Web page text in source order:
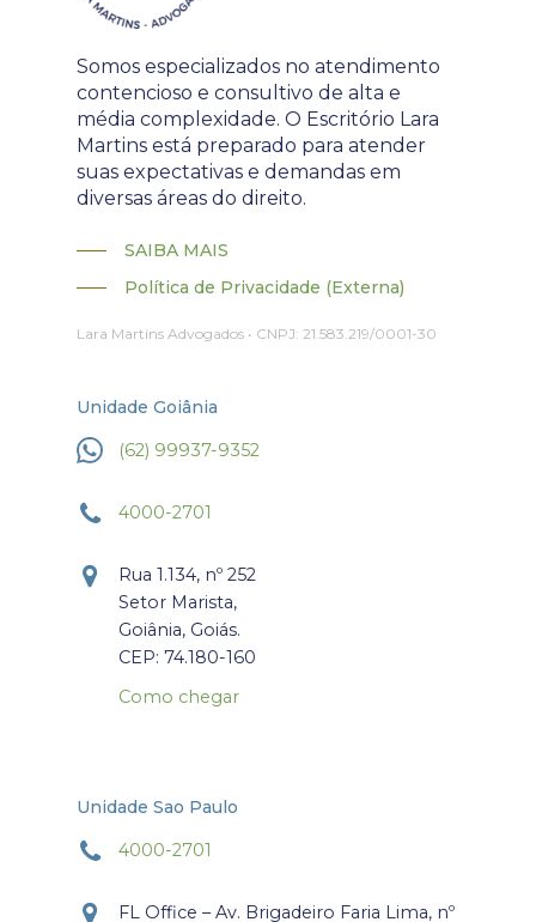
Somos especializados no atendimento
contencioso e consultivo de alta e
média complexidade. O Escritório Lara
Martins está preparado para atender
suas expectativas e demandas em
diversas áreas do direito.
SAIBA MAIS
Política de Privacidade (Externa)
Lara Martins Advogados • CNPJ: 21.583.219/0001-30
Unidade Goiânia
(62) 99937-9352
4000-2701
Rua 1.134, nº 252
Setor Marista,
Goiânia, Goiás.
CEP: 74.180-160
Como chegar
Unidade Sao Paulo
4000-2701
FL Office – Av. Brigadeiro Faria Lima, nº